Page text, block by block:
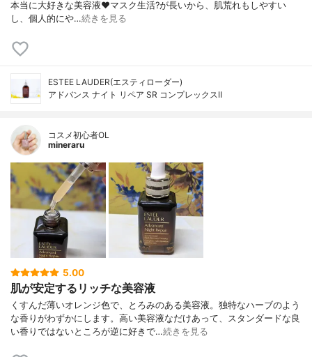
本当に大好きな美容液❤️マスク生活?が長いから、肌荒れもしやすい
し、個人的にや…続きを見る
ESTEE LAUDER(エスティローダー)
アドバンス ナイト リペア SR コンプレックスⅡ
コスメ初心者OL
mineraru
5.00
肌が安定するリッチな美容液
くすんだ薄いオレンジ色で、とろみのある美容液。独特なハーブのよう
な香りがわずかにします。高い美容液なだけあって、スタンダードな良
い香りではないところが逆に好きで…続きを見る